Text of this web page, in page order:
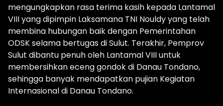
mengungkapkan rasa terima kasih kepada Lantamal
VIII yang dipimpin Laksamana TNI Nouldy yang telah
membina hubungan baik dengan Pemerintahan
ODSK selama bertugas di Sulut. Terakhir, Pemprov
Sulut dibantu penuh oleh Lantamal VIII untuk
membersihkan eceng gondok di Danau Tondano,
sehingga banyak mendapatkan pujian Kegiatan
Internasional di Danau Tondano.